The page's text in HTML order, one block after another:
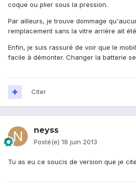
coque ou plier sous la pression.
Par ailleurs, je trouve dommage
remplacement sans la vitre arrière ait
Enfin, je suis rassuré de voir que le
facile à démonter. Changer la batterie
Citer
neyss
Posté(e) 18 juin 2013
Tu as eu ce soucis de version que je